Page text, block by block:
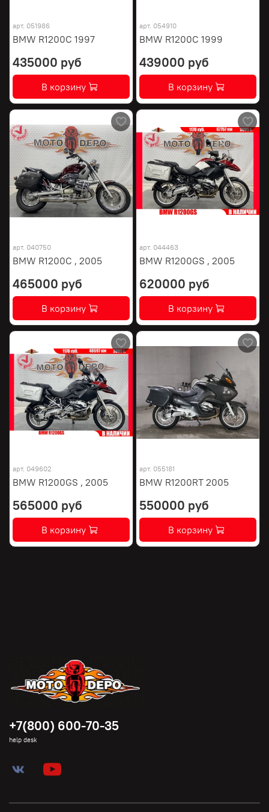
арт. 051986
BMW R1200C 1997
435000 руб
В корзину
арт. 054910
BMW R1200C 1999
439000 руб
В корзину
арт. 040750
BMW R1200C , 2005
465000 руб
В корзину
арт. 044463
BMW R1200GS , 2005
620000 руб
В корзину
арт. 049602
BMW R1200GS , 2005
565000 руб
В корзину
арт. 055181
BMW R1200RT 2005
550000 руб
В корзину
+7(800) 600-70-35
help desk